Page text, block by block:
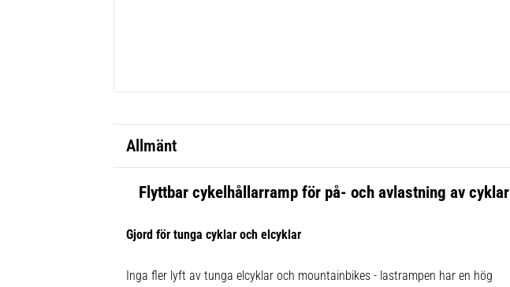
Allmänt
Flyttbar cykelhållarramp för på- och avlastning av cyklar
Gjord för tunga cyklar och elcyklar
Inga fler lyft av tunga elcyklar och mountainbikes - lastrampen har en hög